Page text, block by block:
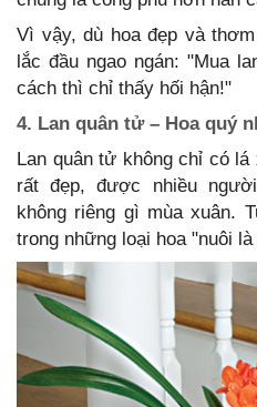
Vì vậy, dù hoa đẹp và
lắc đầu ngao ngán: "Mua
cách thì chỉ thấy hối hận!"
4. Lan quân tử – Hoa quý
Lan quân tử không chỉ có
rất đẹp, được nhiều
không riêng gì mùa xuân.
trong những loại hoa "nuôi